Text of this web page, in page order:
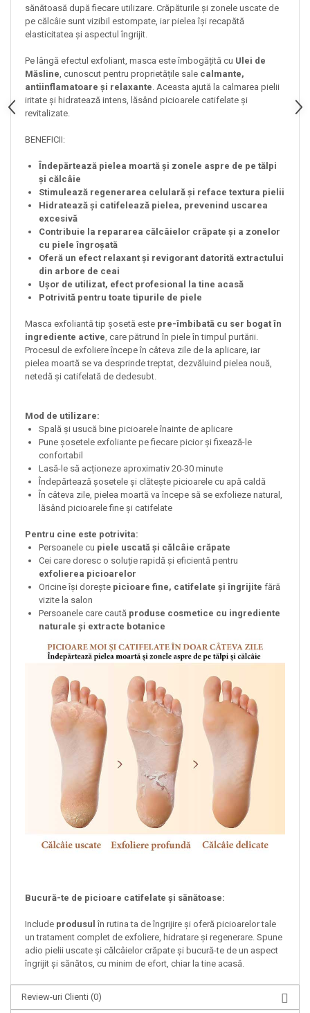
sănătoasă după fiecare utilizare. Crăpăturile și zonele uscate de
pe călcâie sunt vizibil estompate, iar pielea își recapătă
elasticitatea și aspectul îngrijit.
Pe lângă efectul exfoliant, masca este îmbogățită cu Ulei de
Măsline, cunoscut pentru proprietățile sale calmante,
antiinflamatoare și relaxante. Aceasta ajută la calmarea pielii
iritate și hidratează intens, lăsând picioarele catifelate și
revitalizate.
BENEFICII:
Îndepărtează pielea moartă și zonele aspre de pe tălpi
și călcâie
Stimulează regenerarea celulară și reface textura pielii
Hidratează și catifelează pielea, prevenind uscarea
excesivă
Contribuie la repararea călcâielor crăpate și a zonelor
cu piele îngroșată
Oferă un efect relaxant și revigorant datorită extractului
din arbore de ceai
Ușor de utilizat, efect profesional la tine acasă
Potrivită pentru toate tipurile de piele
Masca exfoliantă tip șosetă este pre-îmbibată cu ser bogat în
ingrediente active, care pătrund în piele în timpul purtării.
Procesul de exfoliere începe în câteva zile de la aplicare, iar
pielea moartă se va desprinde treptat, dezvăluind pielea nouă,
netedă și catifelată de dedesubt.
Mod de utilizare:
Spală și usucă bine picioarele înainte de aplicare
Pune șosetele exfoliante pe fiecare picior și fixează-le
confortabil
Lasă-le să acționeze aproximativ 20-30 minute
Îndepărtează șosetele și clătește picioarele cu apă caldă
În câteva zile, pielea moartă va începe să se exfolieze natural,
lăsând picioarele fine și catifelate
Pentru cine este potrivita:
Persoanele cu piele uscată și călcâie crăpate
Cei care doresc o soluție rapidă și eficientă pentru
exfolierea picioarelor
Oricine își dorește picioare fine, catifelate și îngrijite fără
vizite la salon
Persoanele care caută produse cosmetice cu ingrediente
naturale și extracte botanice
Bucură-te de picioare catifelate și sănătoase:
Include produsul în rutina ta de îngrijire și oferă picioarelor tale
un tratament complet de exfoliere, hidratare și regenerare. Spune
adio pielii uscate și călcâielor crăpate și bucură-te de un aspect
îngrijit și sănătos, cu minim de efort, chiar la tine acasă.
Review-uri Clienti (0)